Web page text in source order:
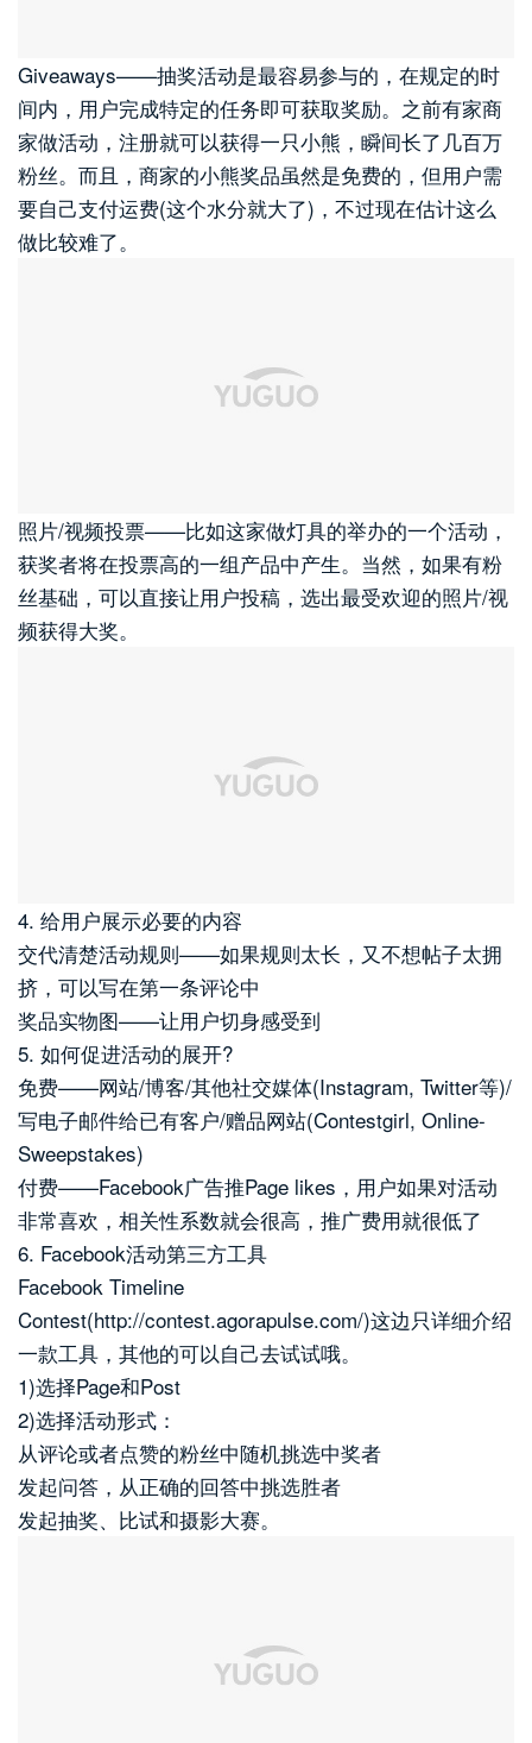
Giveaways——抽奖活动是最容易参与的，在规定的时
间内，用户完成特定的任务即可获取奖励。之前有家商
家做活动，注册就可以获得一只小熊，瞬间长了几百万
粉丝。而且，商家的小熊奖品虽然是免费的，但用户需
要自己支付运费(这个水分就大了)，不过现在估计这么
做比较难了。
照片/视频投票——比如这家做灯具的举办的一个活动，
获奖者将在投票高的一组产品中产生。当然，如果有粉
丝基础，可以直接让用户投稿，选出最受欢迎的照片/视
频获得大奖。
4. 给用户展示必要的内容
交代清楚活动规则——如果规则太长，又不想帖子太拥
挤，可以写在第一条评论中
奖品实物图——让用户切身感受到
5. 如何促进活动的展开?
免费——网站/博客/其他社交媒体(Instagram, Twitter等)/
写电子邮件给已有客户/赠品网站(Contestgirl, Online-
Sweepstakes)
付费——Facebook广告推Page likes，用户如果对活动
非常喜欢，相关性系数就会很高，推广费用就很低了
6. Facebook活动第三方工具
Facebook Timeline
Contest(http://contest.agorapulse.com/)这边只详细介绍
一款工具，其他的可以自己去试试哦。
1)选择Page和Post
2)选择活动形式：
从评论或者点赞的粉丝中随机挑选中奖者
发起问答，从正确的回答中挑选胜者
发起抽奖、比试和摄影大赛。